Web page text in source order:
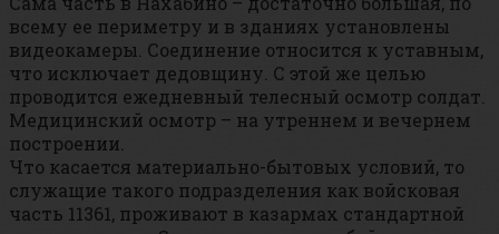
всему ее периметру и в зданиях установлены
видеокамеры. Соединение относится к уставным,
что исключает дедовщину. С этой же целью
проводится ежедневный телесный осмотр солдат.
Медицинский осмотр – на утреннем и вечернем
построении.
Что касается материально-бытовых условий, то
служащие такого подразделения как войсковая
часть 11361, проживают в казармах стандартной